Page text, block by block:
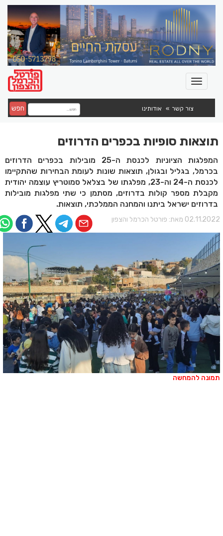
צור קשר אודותינו חפש
תוצאות סופיות בכפרים הדרוזים
המפלגות הציוניות לכנסת ה-25 מובילות בכפרים הדרוזים
בכרמל, בגליל ובגולן, תוצאות שונות לעומת הבחירות שהתקיימו
לכנסת ה-24 וה-23, מפלגתו של בצלאל סמוטריץ עוצמה יהודית
מקבלת מספר קולות בדרוזים, מסתמן כי שתי מפלגות מובילות
בדרוזים ישראל ביתנו והמחנה הממלכתי, תוצאות.
מאת: פורטל הכרמל והצפון
להמחשה